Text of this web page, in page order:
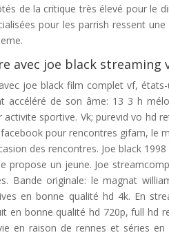
de la critique très élevé pour le
pour les parrish ressent
avec joe black
joe black film complet vf,
accéléré de son âme: 13 3 h
activite sportive. Vk; purevid vo hd
pour rencontres gifam, le
des rencontres. Joe black
propose un jeune. Joe
Bande originale: le magnat
en bonne qualité hd 4k. En
en bonne qualité hd 720p, full hd
en raison de rennes et séries